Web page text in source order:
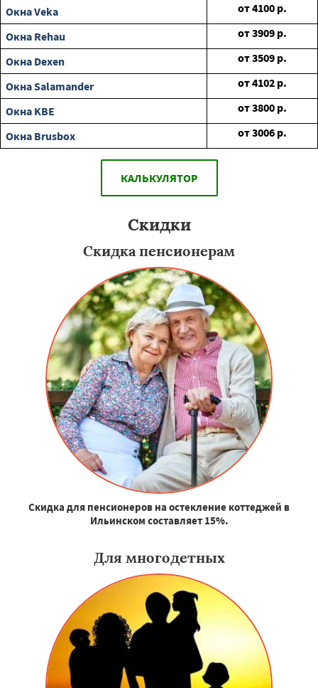
Окна Veka
от4100 р.
Окна Rehau
от3909 р.
Окна Dexen
от3509 р.
Окна Salamander
от4102 р.
Окна KBE
от3800 р.
Окна Brusbox
от3006 р.
КАЛЬКУЛЯТОР
Скидки
Скидка пенсионерам
Скидка для пенсионеров на остекление коттеджей в
Ильинском составляет 15%.
Для многодетных